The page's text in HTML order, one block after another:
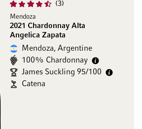
3
Mendoza
2021 Chardonnay Alta
Angelica Zapata
Mendoza, Argentine
100% Chardonnay
James Suckling 95/100
Catena